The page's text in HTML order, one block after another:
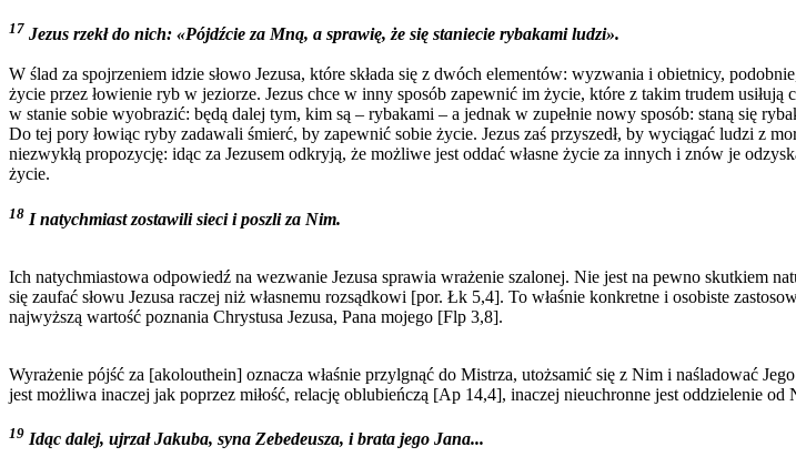
17 Jezus rzekł do nich: «Pójdźcie za Mną, a sprawię, że się staniecie rybakami ludzi».
W ślad za spojrzeniem idzie słowo Jezusa, które składa się z dwóch elementów: wyzwania i obietnicy,
życie przez łowienie ryb w jeziorze. Jezus chce w inny sposób zapewnić im życie, które z takim trudem
w stanie sobie wyobrazić: będą dalej tym, kim są – rybakami – a jednak w zupełnie nowy sposób: staną się
Do tej pory łowiąc ryby zadawali śmierć, by zapewnić sobie życie. Jezus zaś przyszedł, by wyciągać ludzi z
niezwykłą propozycję: idąc za Jezusem odkryją, że możliwe jest oddać własne życie za innych i znów je
życie.
18 I natychmiast zostawili sieci i poszli za Nim.
Ich natychmiastowa odpowiedź na wezwanie Jezusa sprawia wrażenie szalonej. Nie jest na pewno skutkiem
się zaufać słowu Jezusa raczej niż własnemu rozsądkowi [por. Łk 5,4]. To właśnie konkretne i osobiste
najwyższą wartość poznania Chrystusa Jezusa, Pana mojego [Flp 3,8].
Wyrażenie pójść za [akolouthein] oznacza właśnie przylgnąć do Mistrza, utożsamić się z Nim i naśladować
jest możliwa inaczej jak poprzez miłość, relację oblubieńczą [Ap 14,4], inaczej nieuchronne jest oddzielenie od
19 Idąc dalej, ujrzał Jakuba, syna Zebedeusza, i brata jego Jana...